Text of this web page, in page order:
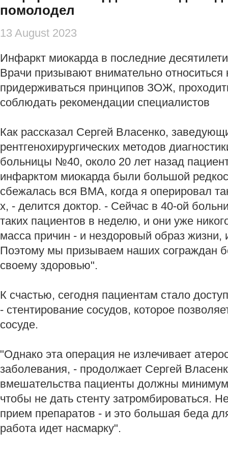
помолодел
13 August 2023
Инфаркт миокарда в последние
Врачи призывают внимательно
придерживаться принципов ЗОЖ,
соблюдать рекомендации специалистов
Как рассказал Сергей Власенко,
рентгенохирургических методов
больницы №40, около 20 лет назад
инфарктом миокарда были большой
сбежалась вся ВМА, когда я оперировал
х, - делится доктор. - Сейчас в 40-ой
таких пациентов в неделю, и они уже
масса причин - и нездоровый образ жизни,
Поэтому мы призываем наших сограждан
своему здоровью".
К счастью, сегодня пациентам стало
- стентирование сосудов, которое
сосуде.
"Однако эта операция не излечивает
заболевания, - продолжает Сергей
вмешательства пациенты должны минимум
чтобы не дать стенту затромбироваться.
прием препаратов - и это большая беда
работа идет насмарку".